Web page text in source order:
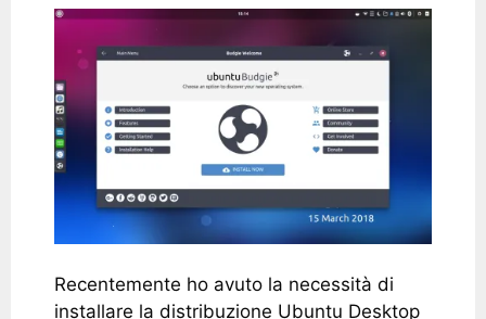
Recentemente ho avuto la necessità di
installare la distribuzione Ubuntu Desktop